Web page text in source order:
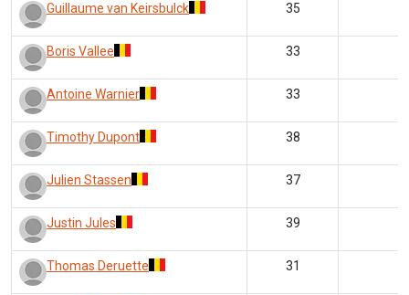
Guillaume van Keirsbulck 35
Boris Vallee 33
Antoine Warnier 33
Timothy Dupont 38
Julien Stassen 37
Justin Jules 39
Thomas Deruette 31